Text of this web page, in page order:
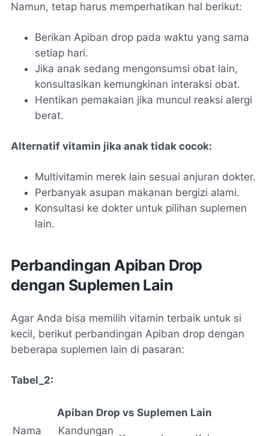
Namun, tetap harus memperhatikan hal berikut:
Berikan Apiban drop pada waktu yang sama
setiap hari.
Jika anak sedang mengonsumsi obat lain,
konsultasikan kemungkinan interaksi obat.
Hentikan pemakaian jika muncul reaksi alergi
berat.
Alternatif vitamin jika anak tidak cocok:
Multivitamin merek lain sesuai anjuran dokter.
Perbanyak asupan makanan bergizi alami.
Konsultasi ke dokter untuk pilihan suplemen
lain.
Perbandingan Apiban Drop
dengan Suplemen Lain
Agar Anda bisa memilih vitamin terbaik untuk si
kecil, berikut perbandingan Apiban drop dengan
beberapa suplemen lain di pasaran:
Tabel_2:
Apiban Drop vs Suplemen Lain
Nama
Kandungan